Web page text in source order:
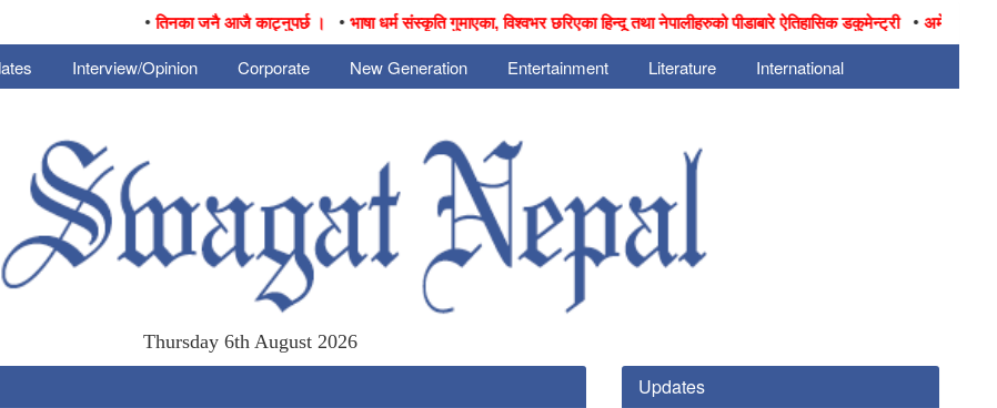
तिनका जनै आजै काट्नुपर्छ । • भाषा धर्म संस्कृति गुमाएका, विश्वभर छरिएका हिन्दू तथा नेपालीहरुको पीडाबारे ऐतिहासिक डकुमेन्ट्री • अमेरिकाका
Interview/Opinion Corporate New Generation Entertainment Literature
International
Thursday 6th August 2026
Updates